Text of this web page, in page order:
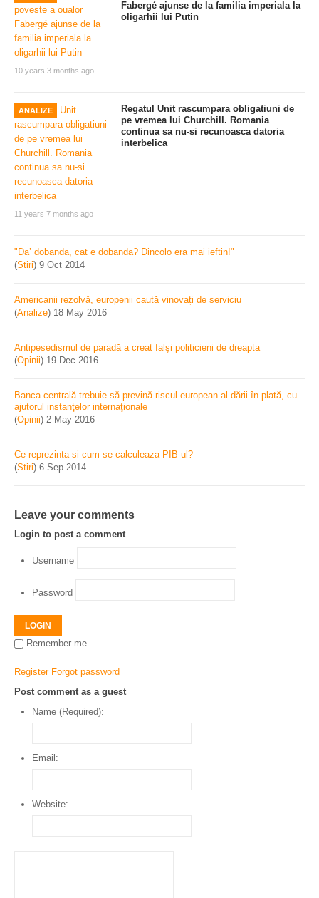
10 years 3 months ago
Fabergé ajunse de la familia imperiala la
oligarhii lui Putin
ANALIZE
11 years 7 months ago
Regatul Unit rascumpara obligatiuni de
pe vremea lui Churchill. Romania
continua sa nu-si recunoasca datoria
interbelica
"Da’ dobanda, cat e dobanda? Dincolo era mai ieftin!"
(Stiri) 9 Oct 2014
Americanii rezolvă, europenii caută vinovați de serviciu
(Analize) 18 May 2016
Antipesedismul de paradă a creat falşi politicieni de dreapta
(Opinii) 19 Dec 2016
Banca centrală trebuie să prevină riscul european al dării în plată, cu
ajutorul instanţelor internaţionale
(Opinii) 2 May 2016
Ce reprezinta si cum se calculeaza PIB-ul?
(Stiri) 6 Sep 2014
Leave your comments
Login to post a comment
Username
Password
LOGIN
Remember me
Register Forgot password
Post comment as a guest
Name (Required):
Email:
Website: